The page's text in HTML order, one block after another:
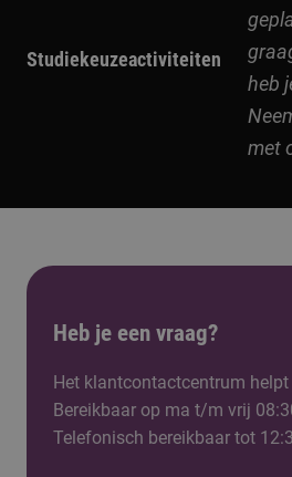
Studiekeuzeactiviteiten
heb
met
Heb je een vraag?
Het klantcontactcentrum helpt
Bereikbaar op ma t/m vrij
Telefonisch bereikbaar tot